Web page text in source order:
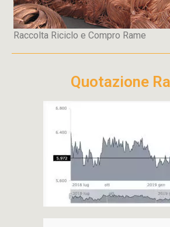
Raccolta Riciclo e Compro Rame
Quotazione